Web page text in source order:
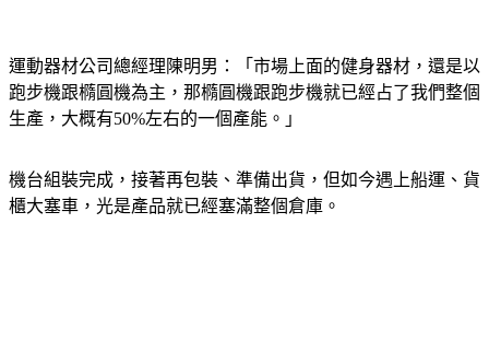
運動器材公司總經理陳明男：「市場上面的健身器材，還是以
跑步機跟橢圓機為主，那橢圓機跟跑步機就已經占了我們整個
機台組裝完成，接著再包裝、準備出貨，但如今遇上船運、貨